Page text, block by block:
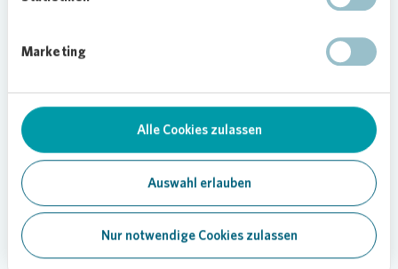
Marketing
Alle Cookies zulassen
Auswahl erlauben
Nur notwendige Cookies zulassen
SOZIALES ENGAGEMENT
Fabelhafte Wunderwesen schmücken
Garagen in Waldau
01.12.2025